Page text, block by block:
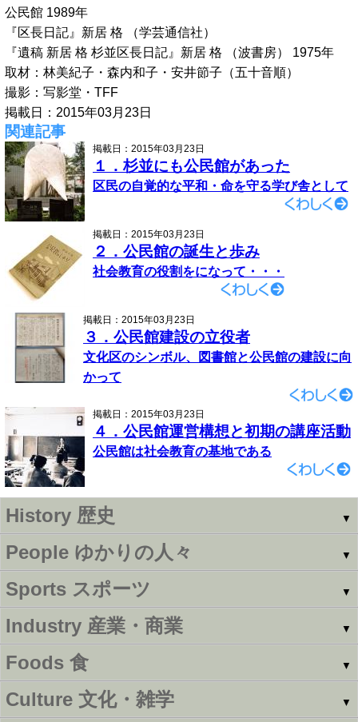
公民館 1989年
『区長日記』新居 格 （学芸通信社）
『遺稿 新居 格 杉並区長日記』新居 格 （波書房） 1975年
取材：林美紀子・森内和子・安井節子（五十音順）
撮影：写影堂・TFF
掲載日：2015年03月23日
関連記事
掲載日：2015年03月23日
１．杉並にも公民館があった
区民の自覚的な平和・命を守る学び舎として
掲載日：2015年03月23日
２．公民館の誕生と歩み
社会教育の役割をになって・・・
掲載日：2015年03月23日
３．公民館建設の立役者
文化区のシンボル、図書館と公民館の建設に向
かって
掲載日：2015年03月23日
４．公民館運営構想と初期の講座活動
公民館は社会教育の基地である
History 歴史 ▼
People ゆかりの人々 ▼
Sports スポーツ ▼
Industry 産業・商業 ▼
Foods 食 ▼
Culture 文化・雑学 ▼